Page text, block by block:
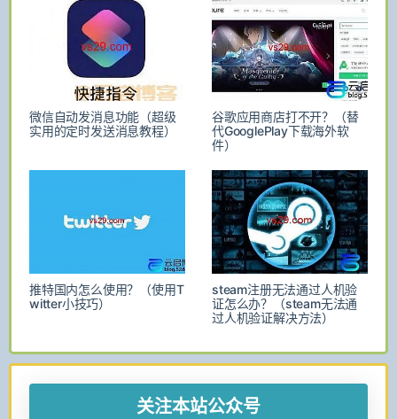
微信自动发消息功能（超级
实用的定时发送消息教程）
谷歌应用商店打不开？（替
代GooglePlay下载海外软
件）
推特国内怎么使用？（使用T
witter小技巧）
steam注册无法通过人机验
证怎么办？（steam无法通
过人机验证解决方法）
关注本站公众号